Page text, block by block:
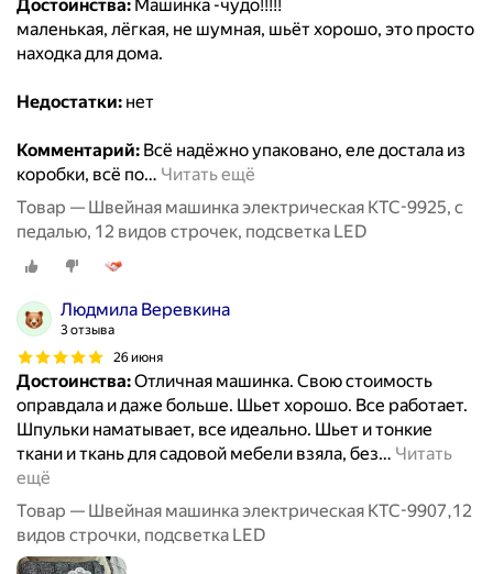
Достоинства: Машинка -чудо!!!!!
маленькая, лёгкая, не шумная, шьёт хорошо, это просто
находка для дома.
Недостатки: нет
Комментарий: Всё надёжно упаковано, еле достала из
коробки, всё по… Читать ещё
Товар — Швейная машинка электрическая KTC-9925, с
педалью, 12 видов строчек, подсветка LED
Людмила Веревкина
3 отзыва
26 июня
Достоинства:Отличная машинка. Свою стоимость
оправдала и даже больше. Шьет хорошо. Все работает.
Шпульки наматывает, все идеально. Шьет и тонкие
ткани и ткань для садовой мебели взяла, без… Читать
ещё
Товар — Швейная машинка электрическая KTC-9907,12
видов строчки, подсветка LED